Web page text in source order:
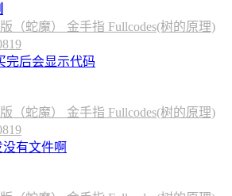
（蛇魔） 金手指 Fullcodes(树的原理)
完后会显示代码
（蛇魔） 金手指 Fullcodes(树的原理)
有文件啊